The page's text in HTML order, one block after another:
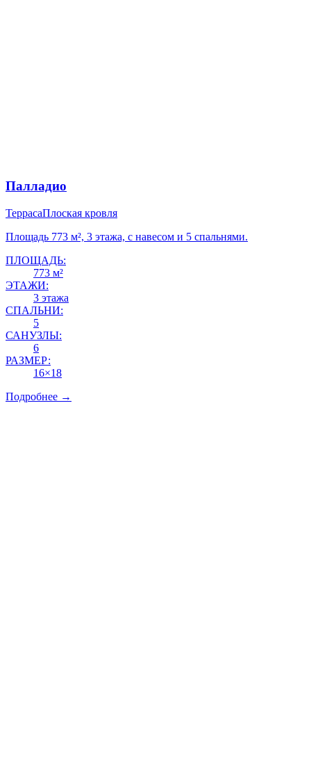
Палладио
ТеррасаПлоская кровля
Площадь 773 м², 3 этажа, с навесом и 5 спальнями.
ПЛОЩАДЬ:
773 м²
ЭТАЖИ:
3 этажа
СПАЛЬНИ:
5
САНУЗЛЫ:
6
РАЗМЕР:
16×18
Подробнее →